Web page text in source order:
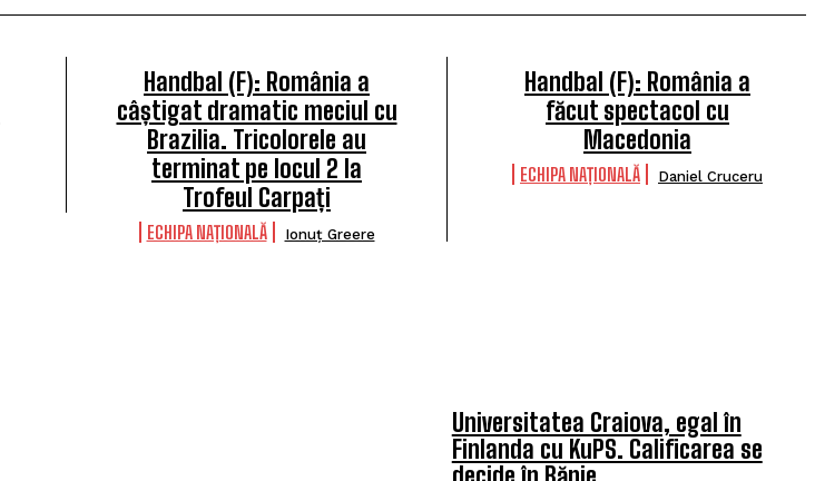
Handbal (F): România a
câștigat dramatic meciul cu
Brazilia. Tricolorele au
terminat pe locul 2 la
Trofeul Carpați
ECHIPA NAȚIONALĂ Ionuț Greere
Handbal (F): România a
făcut spectacol cu
Macedonia
ECHIPA NAȚIONALĂ Daniel Cruceru
Universitatea Craiova, egal în
Finlanda cu KuPS. Calificarea se